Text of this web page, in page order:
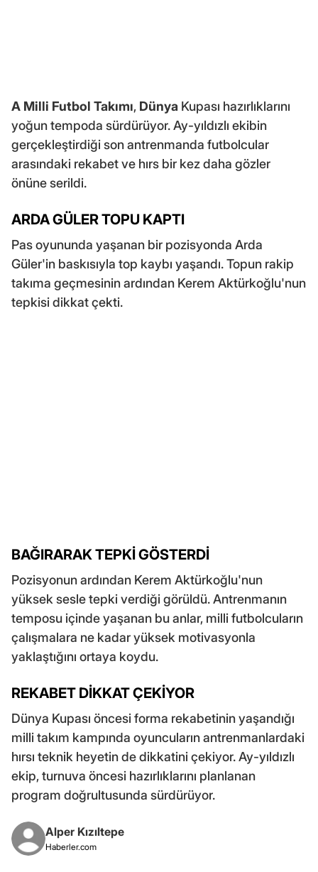
A Milli Futbol Takımı, Dünya Kupası hazırlıklarını
yoğun tempoda sürdürüyor. Ay-yıldızlı ekibin
gerçekleştirdiği son antrenmanda futbolcular
arasındaki rekabet ve hırs bir kez daha gözler
önüne serildi.
ARDA GÜLER TOPU KAPTI
Pas oyununda yaşanan bir pozisyonda Arda
Güler'in baskısıyla top kaybı yaşandı. Topun rakip
takıma geçmesinin ardından Kerem Aktürkoğlu'nun
tepkisi dikkat çekti.
BAĞIRARAK TEPKİ GÖSTERDİ
Pozisyonun ardından Kerem Aktürkoğlu'nun
yüksek sesle tepki verdiği görüldü. Antrenmanın
temposu içinde yaşanan bu anlar, milli futbolcuların
çalışmalara ne kadar yüksek motivasyonla
yaklaştığını ortaya koydu.
REKABET DİKKAT ÇEKİYOR
Dünya Kupası öncesi forma rekabetinin yaşandığı
milli takım kampında oyuncuların antrenmanlardaki
hırsı teknik heyetin de dikkatini çekiyor. Ay-yıldızlı
ekip, turnuva öncesi hazırlıklarını planlanan
program doğrultusunda sürdürüyor.
Alper Kızıltepe
Haberler.com